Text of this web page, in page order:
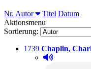
Nr. Autor Sortieren nach
Titel Datum
Aktionsmenu
Sortierung:
Titelnummer:
1739 von
Chaplin,
Hörprobe
Hörprobe